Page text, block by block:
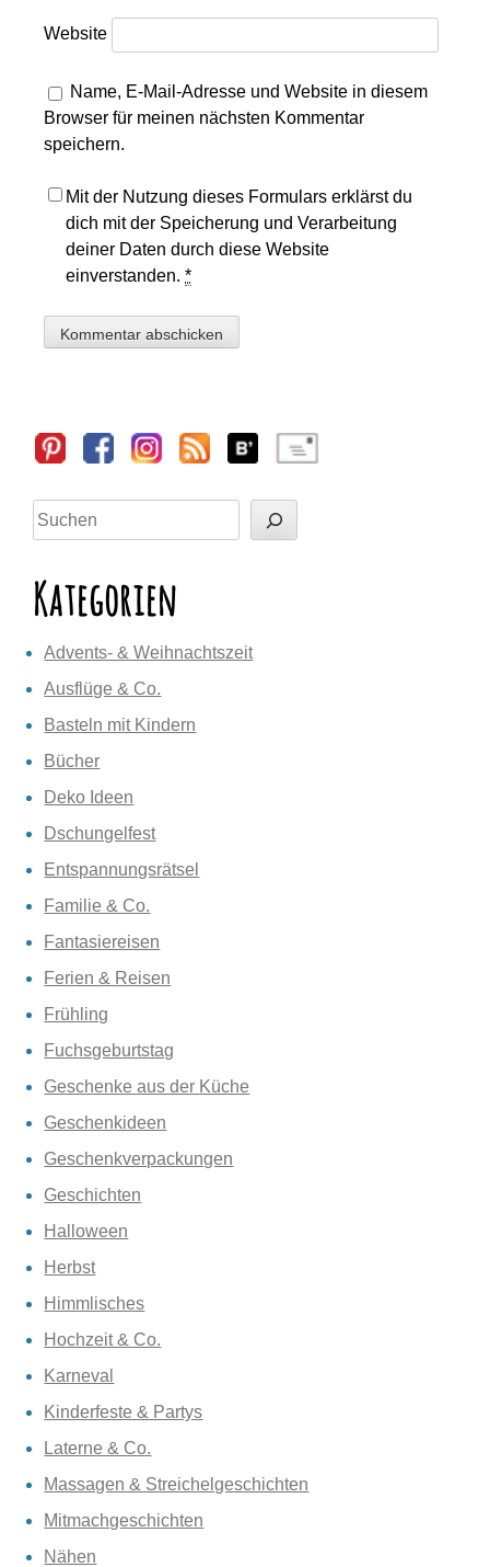
Website
Name, E-Mail-Adresse und Website in diesem
Browser für meinen nächsten Kommentar
speichern.
Mit der Nutzung dieses Formulars erklärst du
dich mit der Speicherung und Verarbeitung
deiner Daten durch diese Website
einverstanden.*
Sidebar
Suchen
Kategorien
Advents- & Weihnachtszeit
Ausflüge & Co.
Basteln mit Kindern
Bücher
Deko Ideen
Dschungelfest
Entspannungsrätsel
Familie & Co.
Fantasiereisen
Ferien & Reisen
Frühling
Fuchsgeburtstag
Geschenke aus der Küche
Geschenkideen
Geschenkverpackungen
Geschichten
Halloween
Herbst
Himmlisches
Hochzeit & Co.
Karneval
Kinderfeste & Partys
Laterne & Co.
Massagen & Streichelgeschichten
Mitmachgeschichten
Nähen